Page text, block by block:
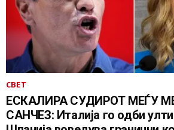
СВЕТ
ЕСКАЛИРА СУДИРОТ МЕЃУ
САНЧЕЗ: Италија го одби